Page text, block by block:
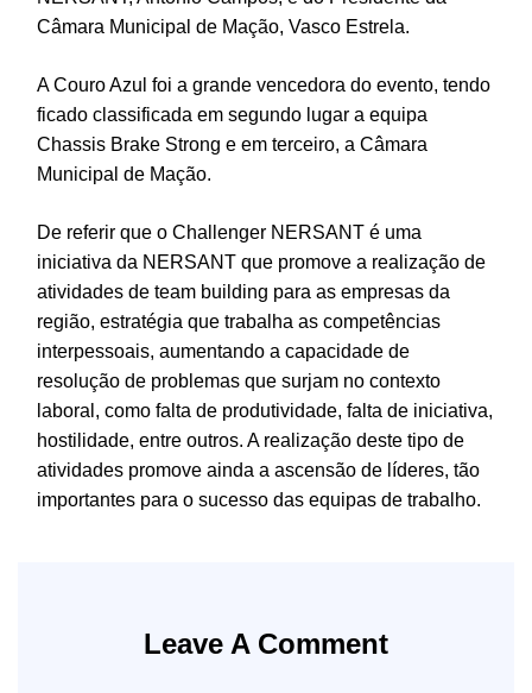
Câmara Municipal de Mação, Vasco Estrela.
A Couro Azul foi a grande vencedora do evento, tendo
ficado classificada em segundo lugar a equipa
Chassis Brake Strong e em terceiro, a Câmara
Municipal de Mação.
De referir que o Challenger NERSANT é uma
iniciativa da NERSANT que promove a realização de
atividades de team building para as empresas da
região, estratégia que trabalha as competências
interpessoais, aumentando a capacidade de
resolução de problemas que surjam no contexto
laboral, como falta de produtividade, falta de iniciativa,
hostilidade, entre outros. A realização deste tipo de
atividades promove ainda a ascensão de líderes, tão
importantes para o sucesso das equipas de trabalho.
Leave A Comment